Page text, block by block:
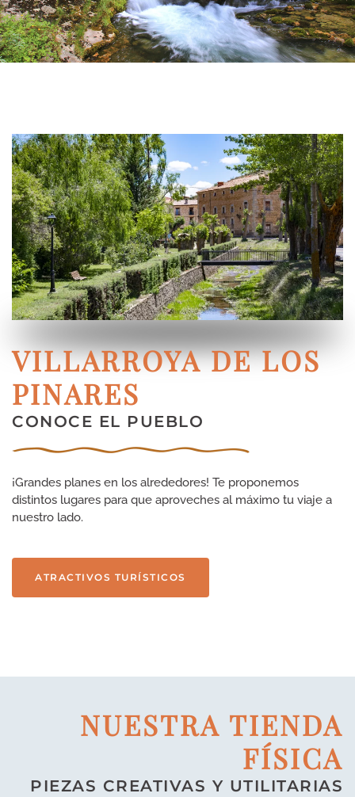
VILLARROYA DE LOS
PINARES
CONOCE EL PUEBLO
¡Grandes planes en los alrededores! Te proponemos
distintos lugares para que aproveches al máximo tu viaje a
nuestro lado.
ATRACTIVOS TURÍSTICOS
NUESTRA TIENDA
FÍSICA
PIEZAS CREATIVAS Y UTILITARIAS